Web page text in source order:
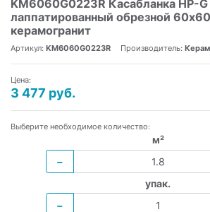
KM6060G0223R Касабланка HP-
лаппатированный обрезной
керамогранит
Артикул: KM6060G0223R Производитель:
Цена:
3 477 руб.
Выберите необходимое количество:
м²
−
упак.
−